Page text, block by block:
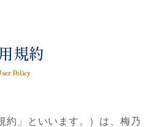
規約
Policy
約」といいます。）は、梅乃